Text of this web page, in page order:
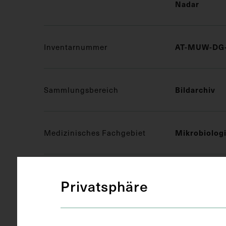
Nadar
Inventarnummer AT-MUW-
Sammlungsbereich Bildarchiv
Medizinisches Fachgebiet
Privatsphäre